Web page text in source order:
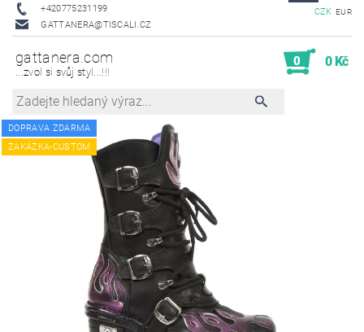
+420775231199
GATTANERA@TISCALI.CZ
CZK EUR
gattanera.com
...zvol si svůj styl...!!!
0 0 Kč
DOPRAVA ZDARMA
ZAKÁZKA-CUSTOM